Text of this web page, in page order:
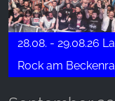
Rock am